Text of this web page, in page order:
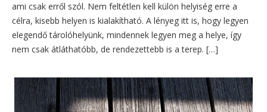
ami csak erről szól. Nem feltétlen kell külön helyiség erre a
célra, kisebb helyen is kialakítható. A lényeg itt is, hogy legyen
elegendő tárolóhelyünk, mindennek legyen meg a helye, így
nem csak átláthatóbb, de rendezettebb is a terep. […]